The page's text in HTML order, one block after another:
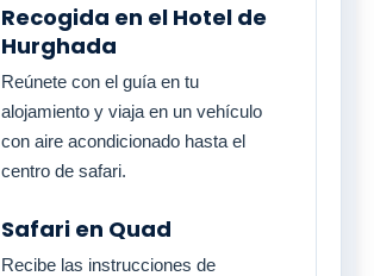
Recogida en el Hotel de
Hurghada
Reúnete con el guía en tu
alojamiento y viaja en un vehículo
con aire acondicionado hasta el
centro de safari.
Safari en Quad
Recibe las instrucciones de